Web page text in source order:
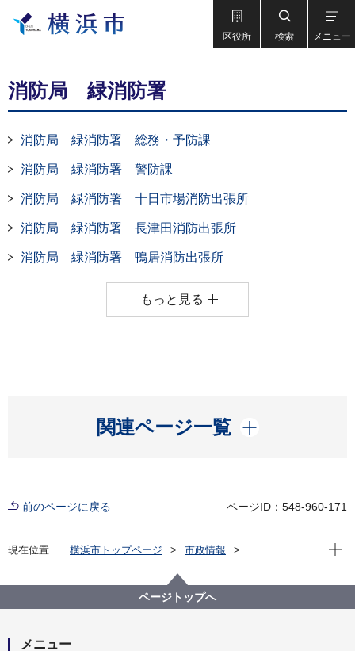
区役所 検索 メニュー
消防局 緑消防署
消防局 緑消防署 総務・予防課
消防局 緑消防署 警防課
消防局 緑消防署 十日市場消防出張所
消防局 緑消防署 長津田消防出張所
消防局 緑消防署 鴨居消防出張所
もっと見る
関連ページ一覧
開く
前のページに戻る ページID：548-960-171
現在位置 横浜市トップページ
市政情報
消防局 緑消防署
現在
ページトップへ
メニュー